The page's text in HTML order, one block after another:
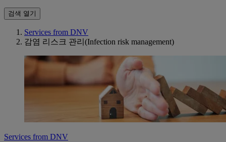
검색 열기
Services from DNV
감염 리스크 관리(Infection risk management)
Services from DNV